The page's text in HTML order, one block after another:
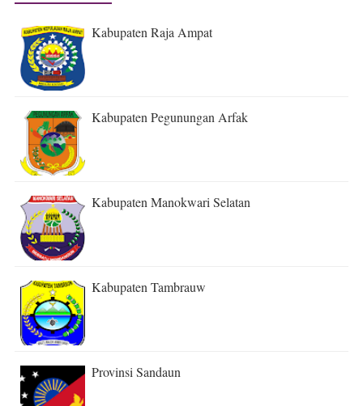
Kabupaten Raja Ampat
Kabupaten Pegunungan Arfak
Kabupaten Manokwari Selatan
Kabupaten Tambrauw
Provinsi Sandaun